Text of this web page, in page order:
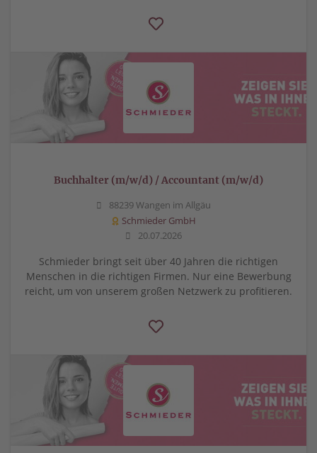
Buchhalter (m/w/d) / Accountant (m/w/d)
88239 Wangen im Allgäu
Schmieder GmbH
20.07.2026
Schmieder bringt seit über 40 Jahren die richtigen
Menschen in die richtigen Firmen. Nur eine Bewerbung
reicht, um von unserem großen Netzwerk zu profitieren.